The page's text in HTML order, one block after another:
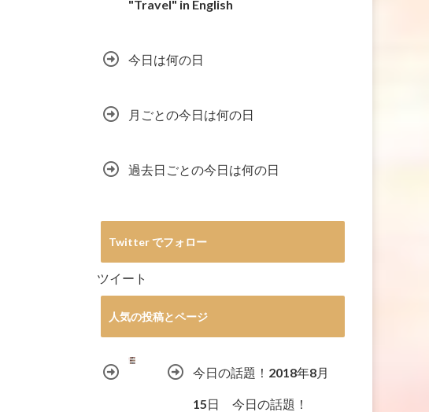
"Travel" in English
今日は何の日
月ごとの今日は何の日
過去日ごとの今日は何の日
Twitter でフォロー
ツイート
人気の投稿とページ
今日の話題！2018年8月
15日 今日の話題！